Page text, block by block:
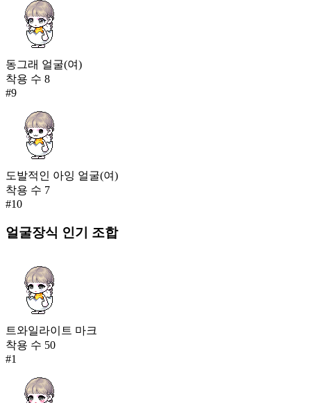
동그래 얼굴(여)
착용 수 8
#9
도발적인 아잉 얼굴(여)
착용 수 7
#10
얼굴장식 인기 조합
트와일라이트 마크
착용 수 50
#1